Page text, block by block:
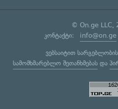
© On.ge LLC,
კონტაქტი: info@on.ge
ვებსაიტით
სამომხმარებლო შეთანხმებასდა